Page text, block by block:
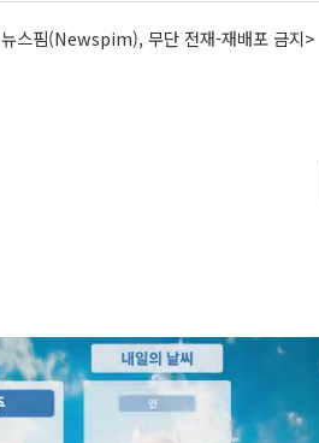
스핌(Newspim), 무단 전재-재배포 금지>